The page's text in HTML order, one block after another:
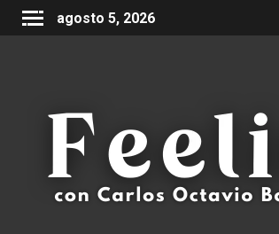
agosto 5, 2026